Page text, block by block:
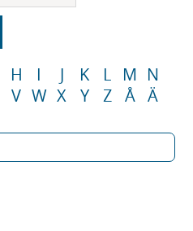
H I J K L M N
V W X Y Z Å Ä